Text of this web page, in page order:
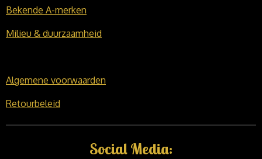
Bekende A-merken
Milieu & duurzaamheid
Algemene voorwaarden
Retourbeleid
Social Media: